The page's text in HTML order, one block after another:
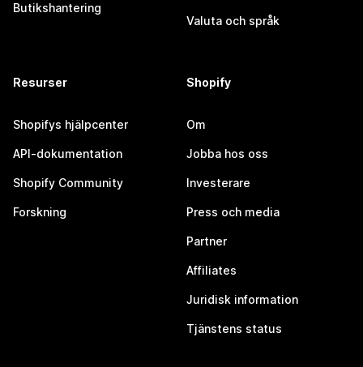
Butikshantering
Valuta och språk
Resurser
Shopifys hjälpcenter
API-dokumentation
Shopify Community
Forskning
Shopify
Om
Jobba hos oss
Investerare
Press och media
Partner
Affiliates
Juridisk information
Tjänstens status